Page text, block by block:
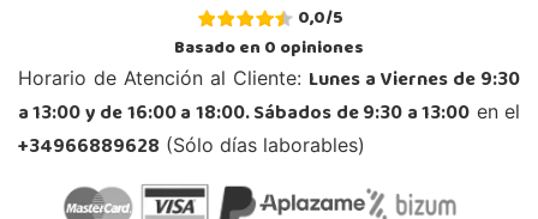
0,0/5
Basado en0opiniones
Horario de Atención al Cliente: Lunes a Viernes de 9:30
a 13:00 y de 16:00 a 18:00. Sábados de 9:30 a 13:00 en el
+34966889628 (Sólo días laborables)